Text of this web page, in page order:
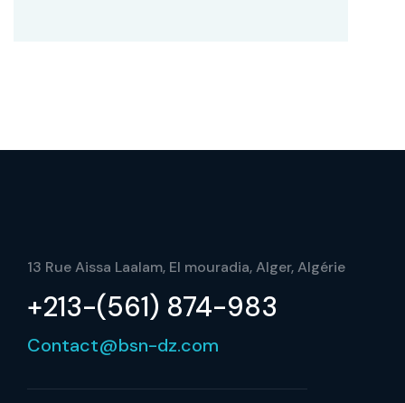
13 Rue Aissa Laalam, El mouradia, Alger, Algérie
+213-(561) 874-983
Contact@bsn-dz.com